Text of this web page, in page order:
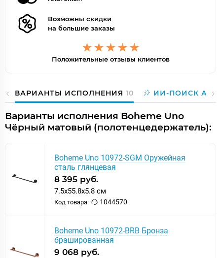
Возможны скидки
на большие заказы
Положительные отзывы клиентов
ВАРИАНТЫ ИСПОЛНЕНИЯ 10 ИИ-ПОИСК
Варианты исполнения Boheme Uno
Чёрный матовый (полотенцедержатель):
Boheme Uno 10972-SGM Оружейная
сталь глянцевая
8 395 руб.
7.5x55.8x5.8 см
Код товара: 1044570
Boheme Uno 10972-BRB Бронза
брашированная
9 068 руб.